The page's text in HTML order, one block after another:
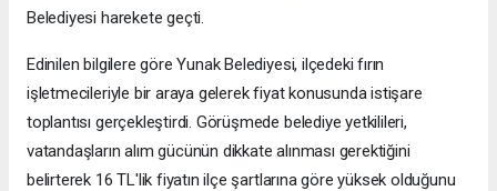
Belediyesi harekete geçti.
Edinilen bilgilere göre Yunak Belediyesi, ilçedeki fırın
işletmecileriyle bir araya gelerek fiyat konusunda istişare
toplantısı gerçekleştirdi. Görüşmede belediye yetkilileri,
vatandaşların alım gücünün dikkate alınması gerektiğini
belirterek 16 TL'lik fiyatın ilçe şartlarına göre yüksek olduğunu